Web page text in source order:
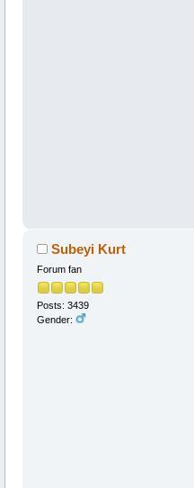
Subeyi Kurt
Forum fan
Posts: 3439
Gender: